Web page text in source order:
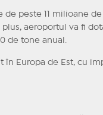
peste 11 milioane
aeroportul va fi
de tone anual.
Europa de Est, cu